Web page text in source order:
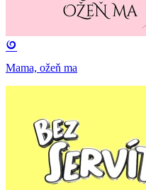
Mama, ožeň ma